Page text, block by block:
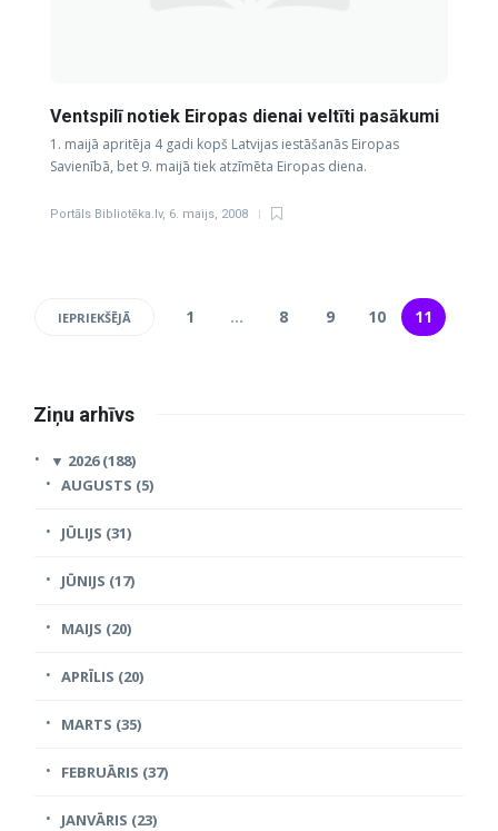
Ventspilī notiek Eiropas dienai veltīti pasākumi
1. maijā apritēja 4 gadi kopš Latvijas iestāšanās Eiropas
Savienībā, bet 9. maijā tiek atzīmēta Eiropas diena.
Portāls Bibliotēka.lv, 6. maijs, 2008
IEPRIEKŠĒJĀ 1 … 8 9 10 11
Ziņu arhīvs
▼ 2026 (188)
AUGUSTS (5)
JŪLIJS (31)
JŪNIJS (17)
MAIJS (20)
APRĪLIS (20)
MARTS (35)
FEBRUĀRIS (37)
JANVĀRIS (23)